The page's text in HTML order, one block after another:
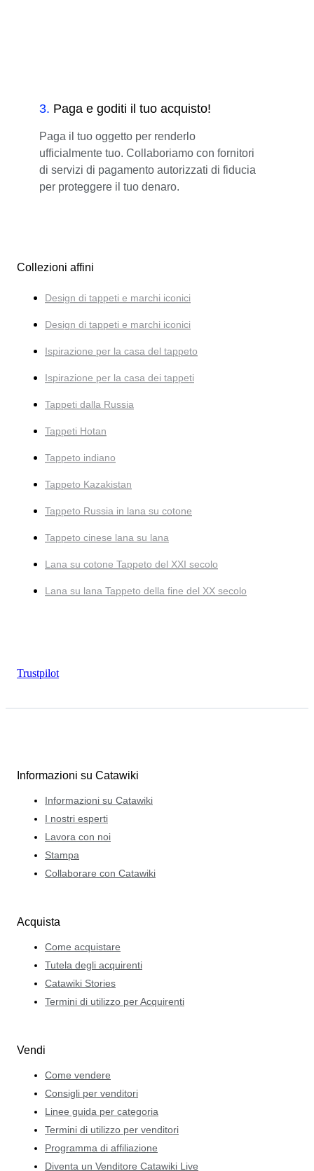
3. Paga e goditi il tuo acquisto!
Paga il tuo oggetto per renderlo
ufficialmente tuo. Collaboriamo con fornitori
di servizi di pagamento autorizzati di fiducia
per proteggere il tuo denaro.
Collezioni affini
Design di tappeti e marchi iconici
Design di tappeti e marchi iconici
Ispirazione per la casa del tappeto
Ispirazione per la casa dei tappeti
Tappeti dalla Russia
Tappeti Hotan
Tappeto indiano
Tappeto Kazakistan
Tappeto Russia in lana su cotone
Tappeto cinese lana su lana
Lana su cotone Tappeto del XXI secolo
Lana su lana Tappeto della fine del XX secolo
Trustpilot
Informazioni su Catawiki
Informazioni su Catawiki
I nostri esperti
Lavora con noi
Stampa
Collaborare con Catawiki
Acquista
Come acquistare
Tutela degli acquirenti
Catawiki Stories
Termini di utilizzo per Acquirenti
Vendi
Come vendere
Consigli per venditori
Linee guida per categoria
Termini di utilizzo per venditori
Programma di affiliazione
Diventa un Venditore Catawiki Live